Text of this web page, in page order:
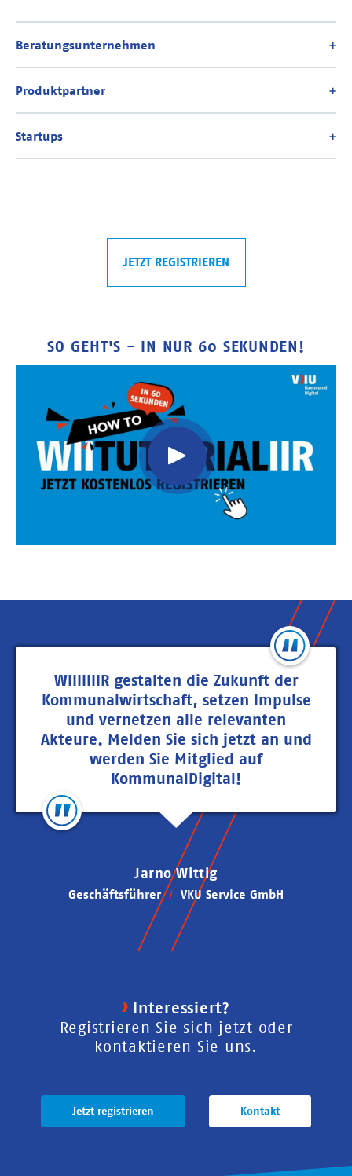
JETZT REGISTRIEREN
SO GEHT'S - IN NUR 60 SEKUNDEN!
WIIIIIIIR gestalten die Zukunft der
Kommunalwirtschaft, setzen Impulse
und vernetzen alle relevanten
Akteure. Melden Sie sich jetzt an und
werden Sie Mitglied auf
KommunalDigital!
Jarno Wittig
Geschäftsführer VKU Service GmbH
Interessiert?
Registrieren Sie sich jetzt oder
kontaktieren Sie uns.
Jetzt registrieren Kontakt